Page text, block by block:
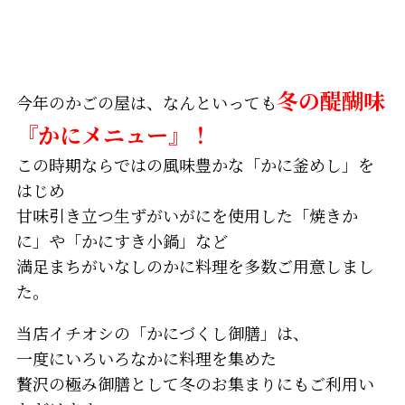
今年のかごの屋は、なんといっても冬の醍醐味
『かにメニュー』！
この時期ならではの風味豊かな「かに釜めし」を
はじめ
甘味引き立つ生ずがいがにを使用した「焼きか
に」や「かにすき小鍋」など
満足まちがいなしのかに料理を多数ご用意しまし
た。
当店イチオシの「かにづくし御膳」は、
一度にいろいろなかに料理を集めた
贅沢の極み御膳として冬のお集まりにもご利用い